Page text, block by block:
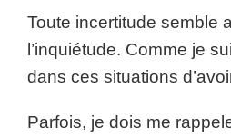
Toute incertitude semble
l’inquiétude. Comme je
dans ces situations
Parfois, je dois me